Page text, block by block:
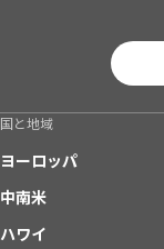
国と地域
ヨーロッパ
中南米
ハワイ